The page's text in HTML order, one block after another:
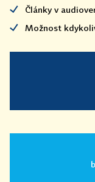
Články v
Možnost